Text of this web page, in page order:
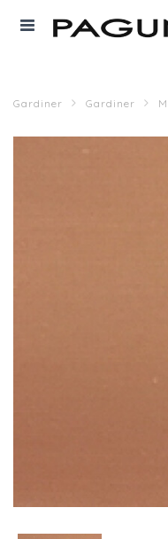
Gardiner Gardiner